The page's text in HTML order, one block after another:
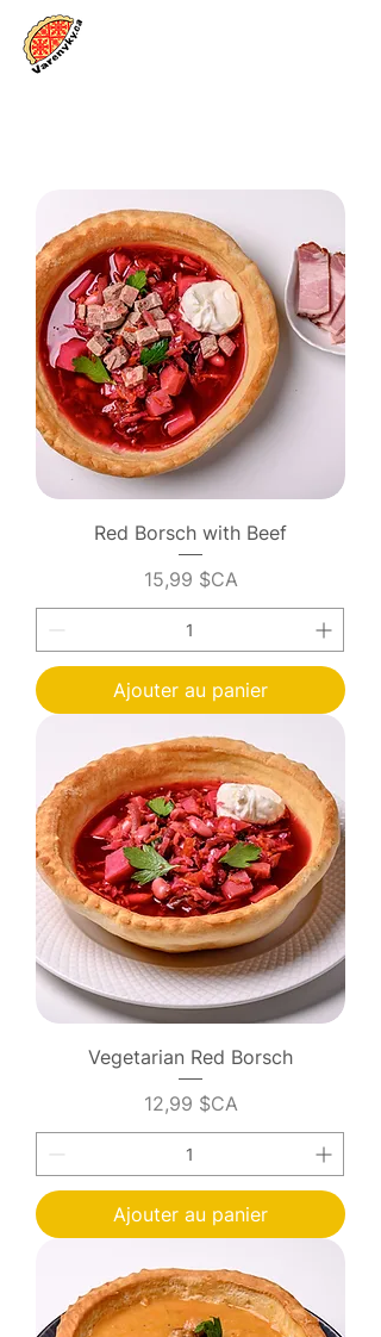
Red Borsch with Beef
Prix
15,99 $CA
Ajouter au panier
Vegetarian Red Borsch
Prix
12,99 $CA
Ajouter au panier